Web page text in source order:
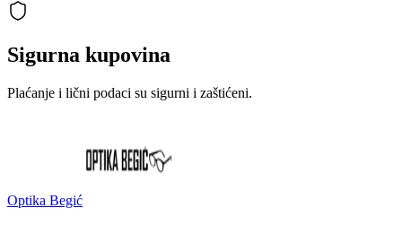
Sigurna kupovina
Plaćanje i lični podaci su sigurni i zaštićeni.
Optika Begić